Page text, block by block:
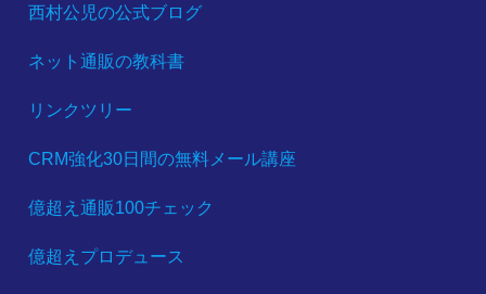
西村公児の公式ブログ
ネット通販の教科書
リンクツリー
CRM強化30日間の無料メール講座
億超え通販100チェック
億超えプロデュース